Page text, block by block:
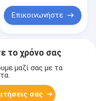
Επικοινωνήστε
το χρόνο σας
μαζί σας με τα
σας